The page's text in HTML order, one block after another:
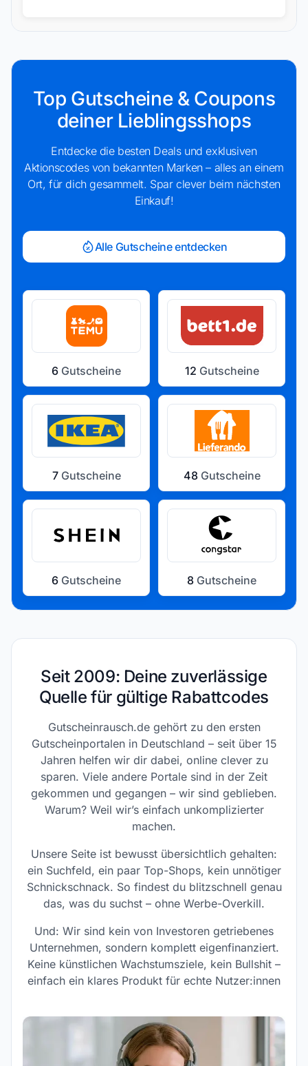
Top Gutscheine & Coupons
deiner Lieblingsshops
Entdecke die besten Deals und exklusiven
Aktionscodes von bekannten Marken – alles an einem
Ort, für dich gesammelt. Spar clever beim nächsten
Einkauf!
Alle Gutscheine entdecken
6 Gutscheine 12 Gutscheine
7Gutscheine 48Gutscheine
6 Gutscheine 8 Gutscheine
Seit 2009: Deine zuverlässige
Quelle für gültige Rabattcodes
Gutscheinrausch.de gehört zu den ersten
Gutscheinportalen in Deutschland – seit über 15
Jahren helfen wir dir dabei, online clever zu
sparen. Viele andere Portale sind in der Zeit
gekommen und gegangen – wir sind geblieben.
Warum? Weil wir’s einfach unkomplizierter
machen.
Unsere Seite ist bewusst übersichtlich gehalten:
ein Suchfeld, ein paar Top-Shops, kein unnötiger
Schnickschnack. So findest du blitzschnell genau
das, was du suchst – ohne Werbe-Overkill.
Und: Wir sind kein von Investoren getriebenes
Unternehmen, sondern komplett eigenfinanziert.
Keine künstlichen Wachstumsziele, kein Bullshit –
einfach ein klares Produkt für echte Nutzer:innen